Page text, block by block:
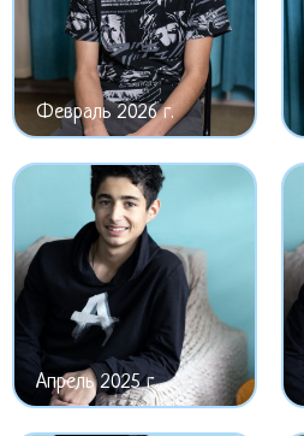
Февраль 2026 г.
Апрель 2025 г.